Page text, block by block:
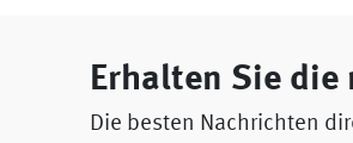
Erhalten Sie die
Die besten Nachrichten